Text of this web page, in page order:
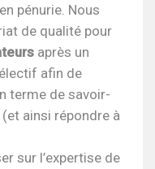
pénurie. Nous
de qualité pour
après un
afin de
terme de savoir-
ainsi répondre à
sur l’expertise de